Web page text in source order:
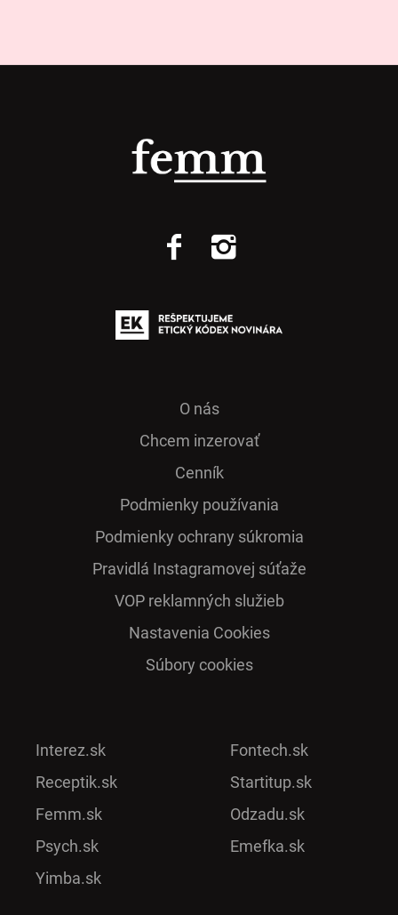
O nás
Chcem inzerovať
Cenník
Podmienky používania
Podmienky ochrany súkromia
Pra­vidlá Ins­ta­gra­mo­vej sú­ťaže
VOP reklamných služieb
Nastavenia Cookies
Súbory cookies
Interez.sk
Receptik.sk
Femm.sk
Psych.sk
Yimba.sk
Fontech.sk
Startitup.sk
Odzadu.sk
Emefka.sk